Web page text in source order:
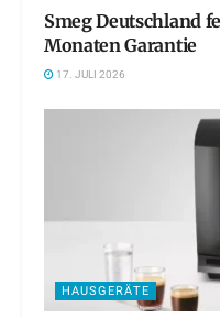
Smeg Deutschland
Monaten Garantie
17. JULI 2026
HAUSGERÄTE